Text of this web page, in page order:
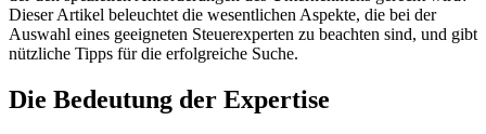
Dieser Artikel beleuchtet die wesentlichen Aspekte, die bei der
Auswahl eines geeigneten Steuerexperten zu beachten sind, und gibt
nützliche Tipps für die erfolgreiche Suche.
Die Bedeutung der Expertise